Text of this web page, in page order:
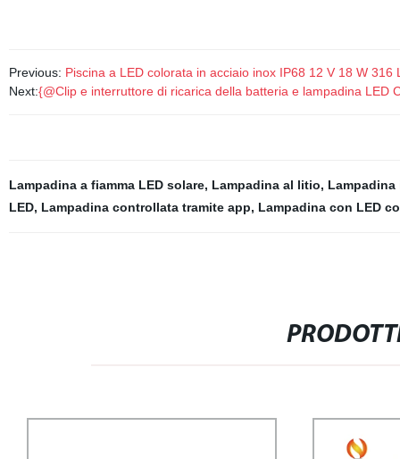
Previous: Piscina a LED colorata in acciaio inox IP68 12 V 18 W 316
Next:{@Clip e interruttore di ricarica della batteria e lampadina LED
Lampadina a fiamma LED solare, Lampadina al litio,
LED, Lampadina controllata tramite app, Lampadina con LED